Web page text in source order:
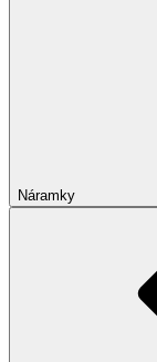
Náramky